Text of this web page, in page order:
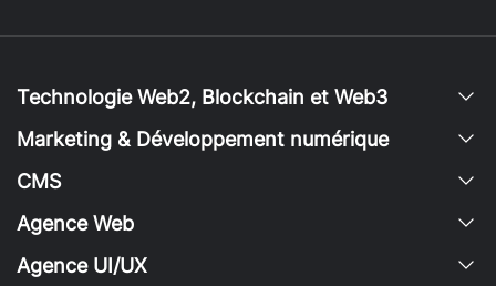
Technologie Web2, Blockchain et Web3
Marketing & Développement numérique
CMS
Agence Web
Agence UI/UX